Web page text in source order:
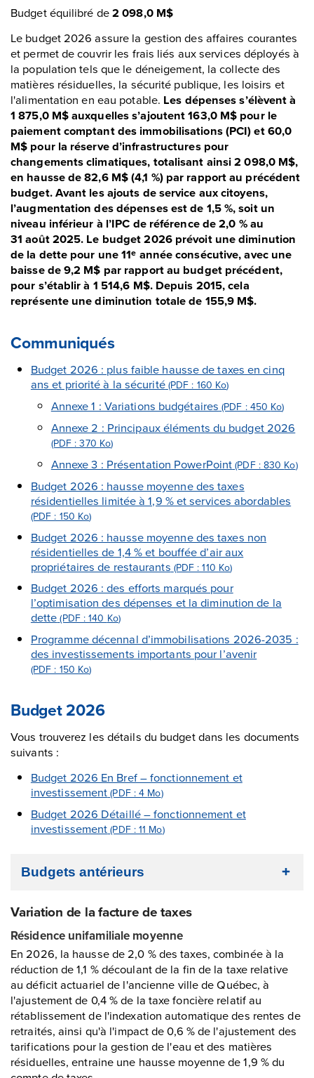
Budget équilibré de2 098,0 M$
Le budget 2026 assure la gestion des affaires courantes
et permet de couvrir les frais liés aux services déployés à
la population tels que le déneigement, la collecte des
matières résiduelles, la sécurité publique, les loisirs et
l'alimentation en eau potable. Les dépenses s’élèvent à
1 875,0 M$ auxquelles s’ajoutent 163,0 M$ pour le
paiement comptant des immobilisations (PCI) et 60,0
M$ pour la réserve d’infrastructures pour
changements climatiques, totalisant ainsi 2 098,0 M$,
en hausse de 82,6 M$ (4,1 %) par rapport au précédent
budget. Avant les ajouts de service aux citoyens,
l’augmentation des dépenses est de 1,5 %, soit un
niveau inférieur à l’IPC de référence de 2,0 % au
31 août 2025. Le budget 2026 prévoit une diminution
de la dette pour une 11e année consécutive, avec une
baisse de 9,2 M$ par rapport au budget précédent,
pour s’établir à 1 514,6 M$. Depuis 2015, cela
représente une diminution totale de 155,9 M$.
Communiqués
Budget 2026 : plus faible hausse de taxes en cinq
ans et priorité à la sécurité (PDF : 160 Ko)
Annexe 1 : Variations budgétaires (PDF : 450 Ko)
Annexe 2 : Principaux éléments du budget 2026
(PDF : 370 Ko)
Annexe 3 : Présentation PowerPoint (PDF : 830 Ko)
Budget 2026 : hausse moyenne des taxes
résidentielles limitée à 1,9 % et services abordables
(PDF : 150 Ko)
Budget 2026 : hausse moyenne des taxes non
résidentielles de 1,4 % et bouffée d’air aux
propriétaires de restaurants (PDF : 110 Ko)
Budget 2026 : des efforts marqués pour
l’optimisation des dépenses et la diminution de la
dette (PDF : 140 Ko)
Programme décennal d’immobilisations 2026-2035 :
des investissements importants pour l’avenir
(PDF : 150 Ko)
Budget 2026
Vous trouverez les détails du budget dans les documents
suivants :
Budget 2026 En Bref – fonctionnement et
investissement (PDF : 4 Mo)
Budget 2026 Détaillé – fonctionnement et
investissement (PDF : 11 Mo)
Budgets antérieurs
Variation de la facture de taxes
Résidence unifamiliale moyenne
En 2026, la hausse de 2,0 % des taxes, combinée à la
réduction de 1,1 % découlant de la fin de la taxe relative
au déficit actuariel de l'ancienne ville de Québec, à
l'ajustement de 0,4 % de la taxe foncière relatif au
rétablissement de l'indexation automatique des rentes de
retraités, ainsi qu'à l'impact de 0,6 % de l'ajustement des
tarifications pour la gestion de l'eau et des matières
résiduelles, entraine une hausse moyenne de 1,9 % du